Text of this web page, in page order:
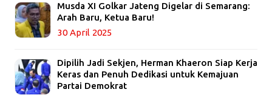
Musda XI Golkar Jateng Digelar di Semarang:
Arah Baru, Ketua Baru!
30 April 2025
Dipilih Jadi Sekjen, Herman Khaeron Siap Kerja
Keras dan Penuh Dedikasi untuk Kemajuan
Partai Demokrat